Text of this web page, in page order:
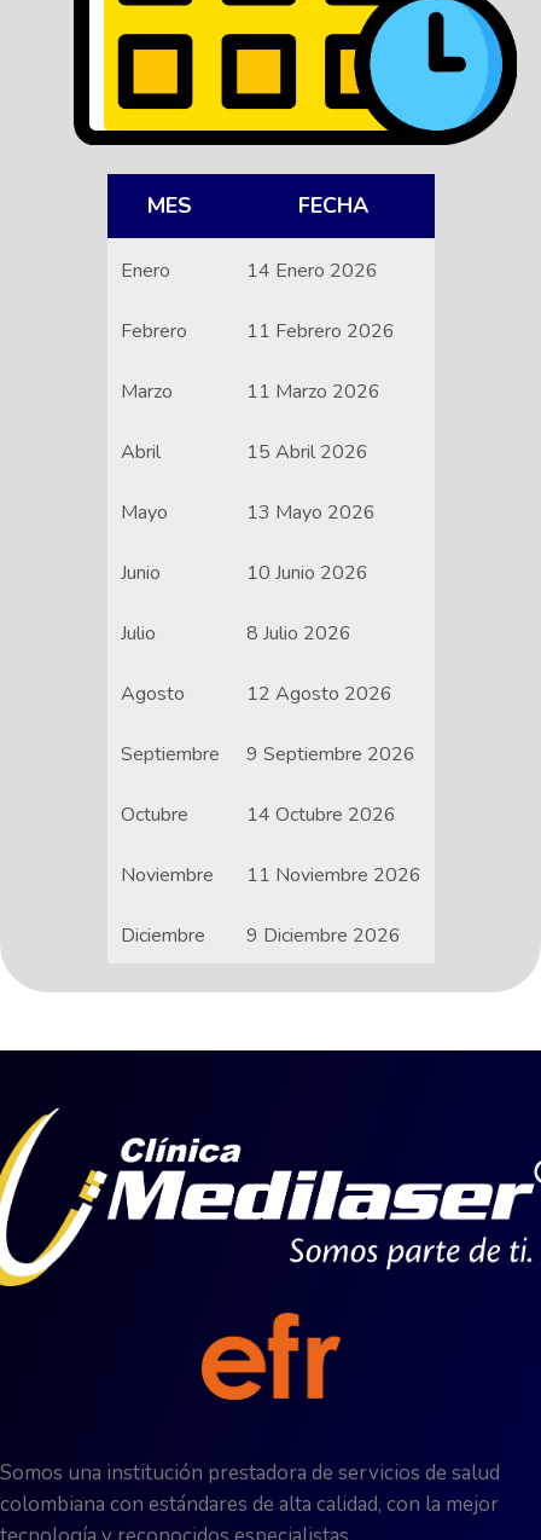
MES FECHA
Enero 14 Enero 2026
Febrero 11 Febrero 2026
Marzo 11 Marzo 2026
Abril 15 Abril 2026
Mayo 13 Mayo 2026
Junio 10 Junio 2026
Julio 8 Julio 2026
Agosto 12 Agosto 2026
Septiembre 9 Septiembre 2026
Octubre 14 Octubre 2026
Noviembre 11 Noviembre 2026
Diciembre 9 Diciembre 2026
Somos una institución prestadora de servicios de salud
colombiana con estándares de alta calidad, con la mejor